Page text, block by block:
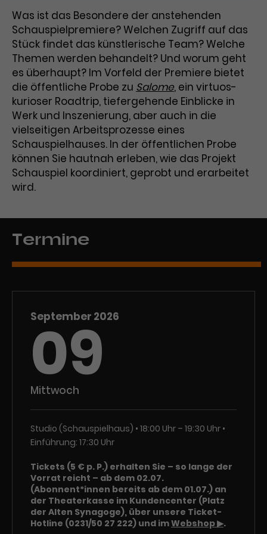
und es wird Zugang zu
geschützten Bereichen gewährt.
Name cookie_optin
Anbieter TYPO3
Laufzeit 1 Monat
Zweck
Enthält die gewählten Tracking-
Optin-Einstellungen.
Laufzeit 2 Jahre
Zweck
Dieses Cookie wird von Google
Analytics installiert. Das Cookie
wird verwendet, um
Besucher*innen-, Sitzungs- und
Kampagnendaten zu berechnen
und die Nutzung der Website für
den Analysebericht der Website zu
verfolgen. Die Cookies speichern
Informationen anonym und weisen
eine zufallsgenerierte Nummer zu,
um Besuche zu erkennen.
Name _gid
Anbieter Google Analytics
Zweck
Dieses Cookie wird von Google
wird verwendet, um Informationen
darüber zu speichern, wie
Besucher*innen eine Website
nutzen, und hilft bei der Erstellung
anonymisierter Form die Anzahl
der Besuche, die Quelle, aus der sie
Seiten.
Name _gat_UA-63561367-1
Marketing
Diese Gruppe beinhaltet alle Scripte, die es uns
ermöglichen die Leistung unserer
Werbekampagnen zu analysieren und
Conversions zu messen. Außerdem helfen sie
uns dabei Werbeanzeigen und Inhalte besser auf
die Interessen unserer Nutzer abzustimmen.
Name
_gcl_au
Anbieter Google Ads
Laufzeit 3 Monate
Zweck
Wird von Google verwendet, um
speichern. Dieses Cookie hilft dabei
Google-Anzeigen auf unsere
Name _gcl_aw
Anbieter Google Ads
Laufzeit 3 Monate
Conversions zu Google Ads-
Kampagnen.
Name _gcl_dc
Anbieter Google / DoubleClick
Cookie-Informationen
Was ist das Besondere der anstehenden
Schauspielpremiere? Welchen Zugriff auf das
Stück findet das künstlerische Team? Welche
Themen werden behandelt? Und worum geht
es überhaupt? Im Vorfeld der Premiere bietet
die öffentliche Probe zu Salome, ein virtuos-
kurioser Roadtrip, tiefergehende Einblicke in
Werk und Inszenierung, aber auch in die
vielseitigen Arbeitsprozesse eines
Schauspielhauses. In der öffentlichen Probe
können Sie hautnah erleben, wie das Projekt
Schauspiel koordiniert, geprobt und erarbeitet
wird.
Termine
September 2026
09
Mittwoch
Studio (Schauspielhaus) 18:00 Uhr – 19:30 Uhr
Einführung: 17:30 Uhr
Tickets (5 € p. P.) erhalten Sie – so lange der
Vorrat reicht – ab dem 02.07.
(Abonnent*innen bereits ab dem 01.07.) an
der Theaterkasse im Kundencenter (Platz
der Alten Synagoge), über unsere Ticket-
Hotline (0231/50 27 222) und imWebshop ▶.